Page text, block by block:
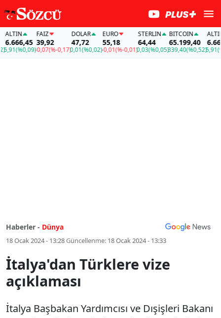
(%0,09)
FAİZ
39,92
-0,07(%-0,17)
DOLAR
47,72
0,01(%0,02)
EURO
55,18
-0,01(%-0,01)
STERLIN
64,44
0,03(%0,05)
BITCOIN
65.199,40
339,40(%0,52)
ALTIN
6.666,45
5,91
Haberler - Dünya
18 Ocak 2024 - 13:28Güncellenme: 18 Ocak 2024 - 13:33
İtalya'dan Türklere vize
açıklaması
İtalya Başbakan Yardımcısı ve Dışişleri Bakanı